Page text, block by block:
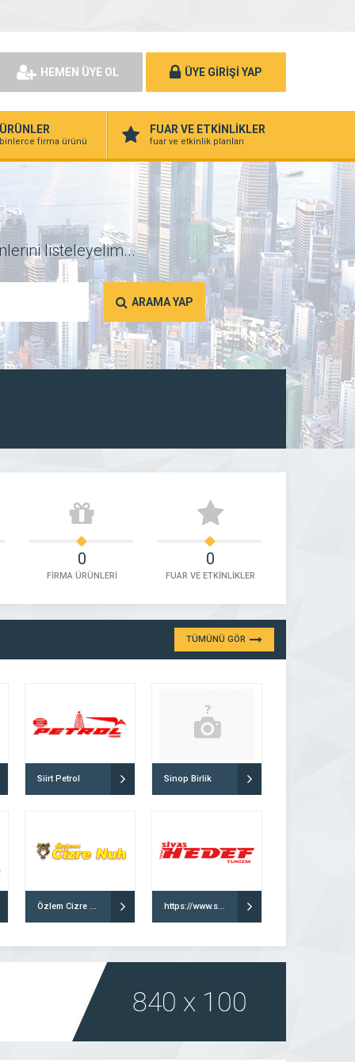
HEMEN ÜYE OL ÜYE GİRİŞİ YAP
ÜRÜNLER
binlerce firma ürünü
FUAR VE ETKİNLİKLER
fuar ve etkinlik planları
listeleyelim...
ARAMA YAP
0
FİRMA ÜRÜNLERİ
0
FUAR VE ETKİNLİKLER
TÜMÜNÜ GÖR
Siirt Petrol Sinop Birlik
Özlem Cizre Nuh https://www.sivashedefturizm.com/